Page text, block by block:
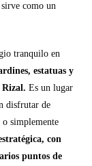
sirve como un
tranquilo en
estatuas y
Rizal.Es un lugar
disfrutar de
o simplemente
con
puntos de